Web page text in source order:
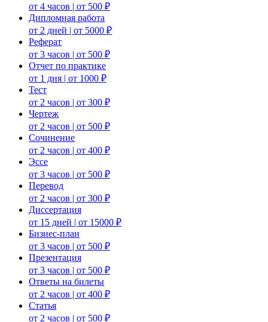
от 4 часов | от 500 ₽
Дипломная работа
от 2 дней | от 5000 ₽
Реферат
от 3 часов | от 500 ₽
Отчет по практике
от 1 дня | от 1000 ₽
Тест
от 2 часов | от 300 ₽
Чертеж
от 2 часов | от 500 ₽
Сочинение
от 2 часов | от 400 ₽
Эссе
от 3 часов | от 500 ₽
Перевод
от 2 часов | от 300 ₽
Диссертация
от 15 дней | от 15000 ₽
Бизнес-план
от 3 часов | от 500 ₽
Презентация
от 3 часов | от 500 ₽
Ответы на билеты
от 2 часов | от 400 ₽
Статья
от 2 часов | от 500 ₽